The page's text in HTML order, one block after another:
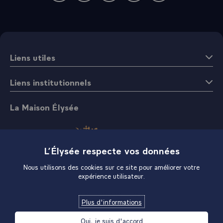
Liens utiles
Liens institutionnels
La Maison Élysée
L’Élysée respecte vos données
Nous utilisons des cookies sur ce site pour améliorer votre
expérience utilisateur.
Plus d'informations
Oui, je suis d'accord